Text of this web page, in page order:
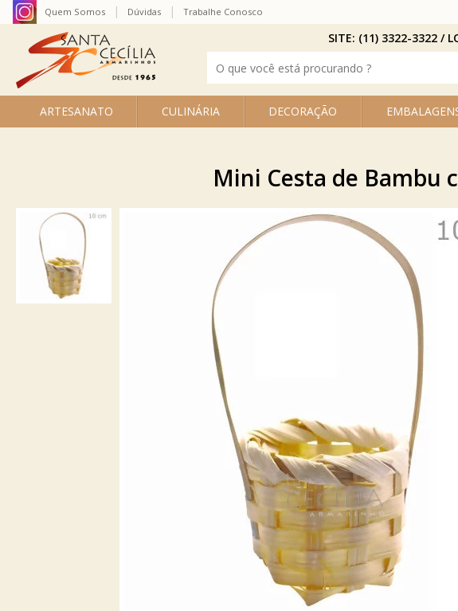
ARTESANATO CULINÁRIA DECORAÇÃO
Quem Somos Dúvidas Trabalhe Conosco
SITE: (11) 3322-3322 /
Mini Cesta de Bambu